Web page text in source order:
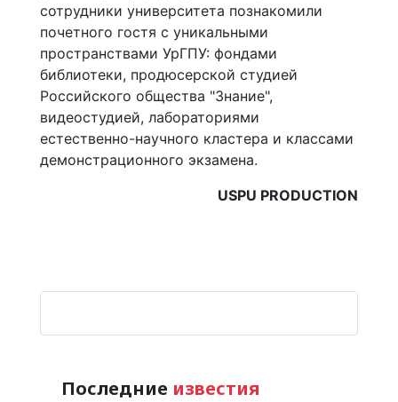
сотрудники университета познакомили
почетного гостя с уникальными
пространствами УрГПУ: фондами
библиотеки, продюсерской студией
Российского общества "Знание",
видеостудией, лабораториями
естественно-научного кластера и классами
демонстрационного экзамена.
USPU PRODUCTION
Последние известия